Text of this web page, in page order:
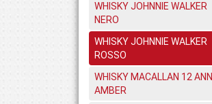
WHISKY JOHNNIE WALKER
NERO
WHISKY JOHNNIE WALKER
ROSSO
WHISKY MACALLAN 12 ANNI
AMBER